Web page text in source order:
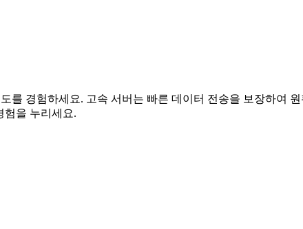
를 경험하세요. 고속 서버는 빠른 데이터 전송을 보장하여
험을 누리세요.